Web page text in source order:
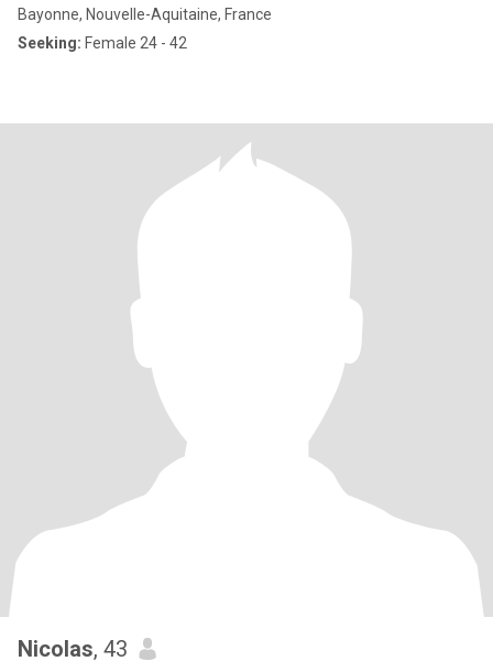
Bayonne, Nouvelle-Aquitaine, France
Seeking: Female 24 - 42
Nicolas, 43